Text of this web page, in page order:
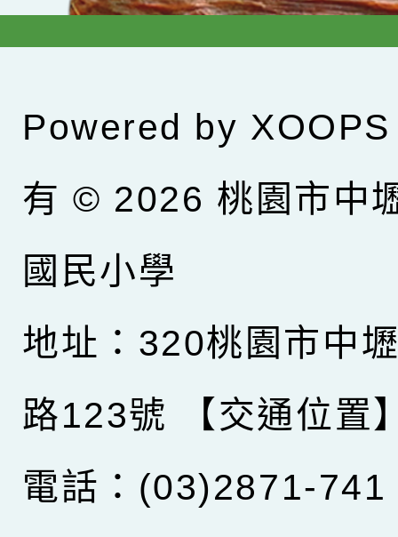
Powered by XOOPS
有 © 2026 桃園市中
國民小學
地址：320桃園市中
路123號
【交通位置
電話：(03)2871-741